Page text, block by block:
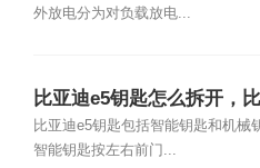
外放电分为对负载放电...
比亚迪e5钥匙怎么拆开，
匙拆装教程
比亚迪e5钥匙包括智能钥匙和机械
智能钥匙按左右前门...